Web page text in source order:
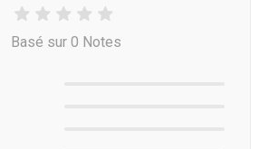
Basé sur 0 Notes